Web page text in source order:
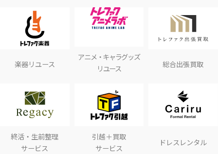
楽器リユース
アニメ・キャラグッズ
リユース
総合出張買取
終活・生前整理
サービス
引越＋買取
サービス
ドレスレンタル